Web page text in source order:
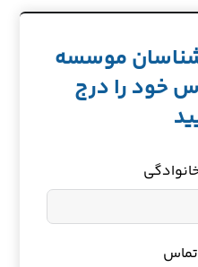
موسسه
خود را درج